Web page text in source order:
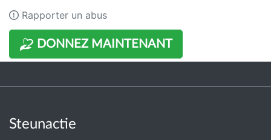
DONNEZ MAINTENANT
Rapporter un abus
Steunactie